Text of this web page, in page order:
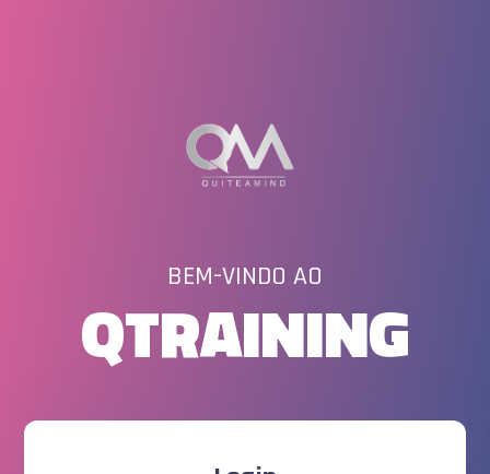
BEM-VINDO AO
QTRAINING